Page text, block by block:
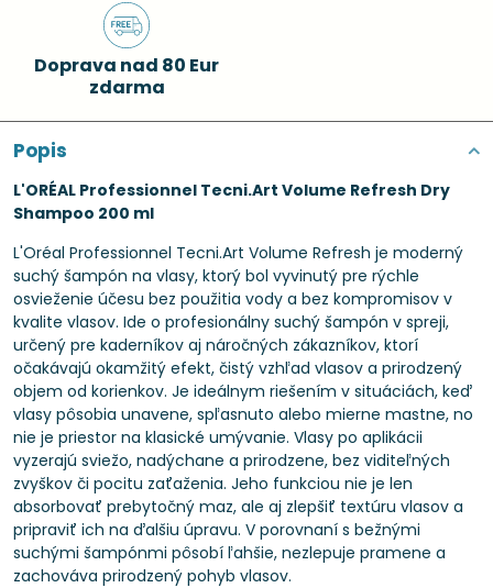
Doprava nad 80 Eur
zdarma
Popis
L'ORÉAL Professionnel Tecni.Art Volume Refresh Dry
Shampoo 200 ml
L'Oréal Professionnel Tecni.Art Volume Refresh je moderný
suchý šampón na vlasy, ktorý bol vyvinutý pre rýchle
osvieženie účesu bez použitia vody a bez kompromisov v
kvalite vlasov. Ide o profesionálny suchý šampón v spreji,
určený pre kaderníkov aj náročných zákazníkov, ktorí
očakávajú okamžitý efekt, čistý vzhľad vlasov a prirodzený
objem od korienkov. Je ideálnym riešením v situáciách, keď
vlasy pôsobia unavene, spľasnuto alebo mierne mastne, no
nie je priestor na klasické umývanie. Vlasy po aplikácii
vyzerajú sviežo, nadýchane a prirodzene, bez viditeľných
zvyškov či pocitu zaťaženia. Jeho funkciou nie je len
absorbovať prebytočný maz, ale aj zlepšiť textúru vlasov a
pripraviť ich na ďalšiu úpravu. V porovnaní s bežnými
suchými šampónmi pôsobí ľahšie, nezlepuje pramene a
zachováva prirodzený pohyb vlasov.